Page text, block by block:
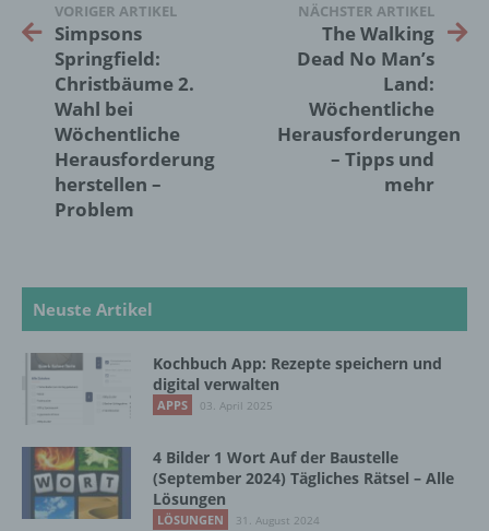
VORIGER ARTIKEL
Simpsons
Springfield:
Christbäume 2.
Wahl bei
Wöchentliche
Herausforderung
herstellen –
Problem
NÄCHSTER ARTIKEL
The Walking
Dead No Man’s
Land:
Wöchentliche
Herausforderungen
– Tipps und
mehr
Neuste Artikel
Kochbuch App: Rezepte speichern und
digital verwalten
APPS 03. April 2025
4 Bilder 1 Wort Auf der Baustelle
(September 2024) Tägliches Rätsel – Alle
Lösungen
LÖSUNGEN 31. August 2024
Pseudonymisierung ist die Verarbeitung
personenbezogener Daten in einer Weise,
auf welche die personenbezogenen Daten
ohne Hinzuziehung zusätzlicher
Informationen nicht mehr einer spezifischen
betroffenen Person zugeordnet werden
können, sofern diese zusätzlichen
Informationen gesondert aufbewahrt werden
und technischen und organisatorischen
natürlichen Person zugewiesen werden.
g) Verantwortlicher oder für die Verarbeitung
Verantwortlicher
Verantwortlicher ist die natürliche oder
juristische Person, Behörde, Einrichtung
oder andere Stelle, die allein oder
gemeinsam mit anderen über die Zwecke